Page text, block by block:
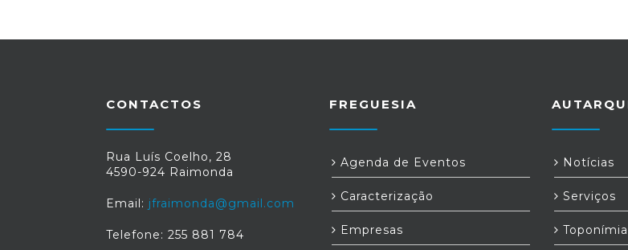
CONTACTOS
Rua Luís Coelho, 28
4590-924 Raimonda
Email: jfraimonda@gmail.com
Telefone: 255 881 784
FREGUESIA
Agenda de Eventos
Caracterização
Empresas
Notícias
Serviços
Toponímia